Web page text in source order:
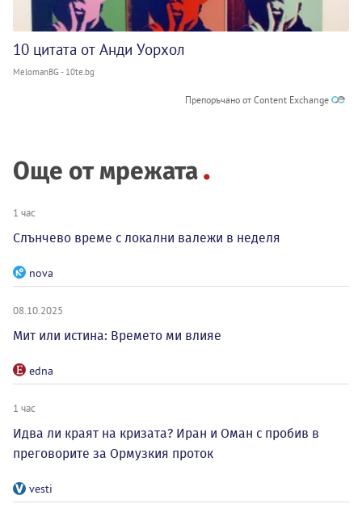
10 цитата от Анди Уорхол
MelomanBG - 10te.bg
Препоръчано от Content Exchange
Още от мрежата
1 час
Слънчево време с локални валежи в неделя
nova
08.10.2025
Мит или истина: Времето ми влияе
edna
1 час
Идва ли краят на кризата? Иран и Оман с пробив в
преговорите за Ормузкия проток
vesti